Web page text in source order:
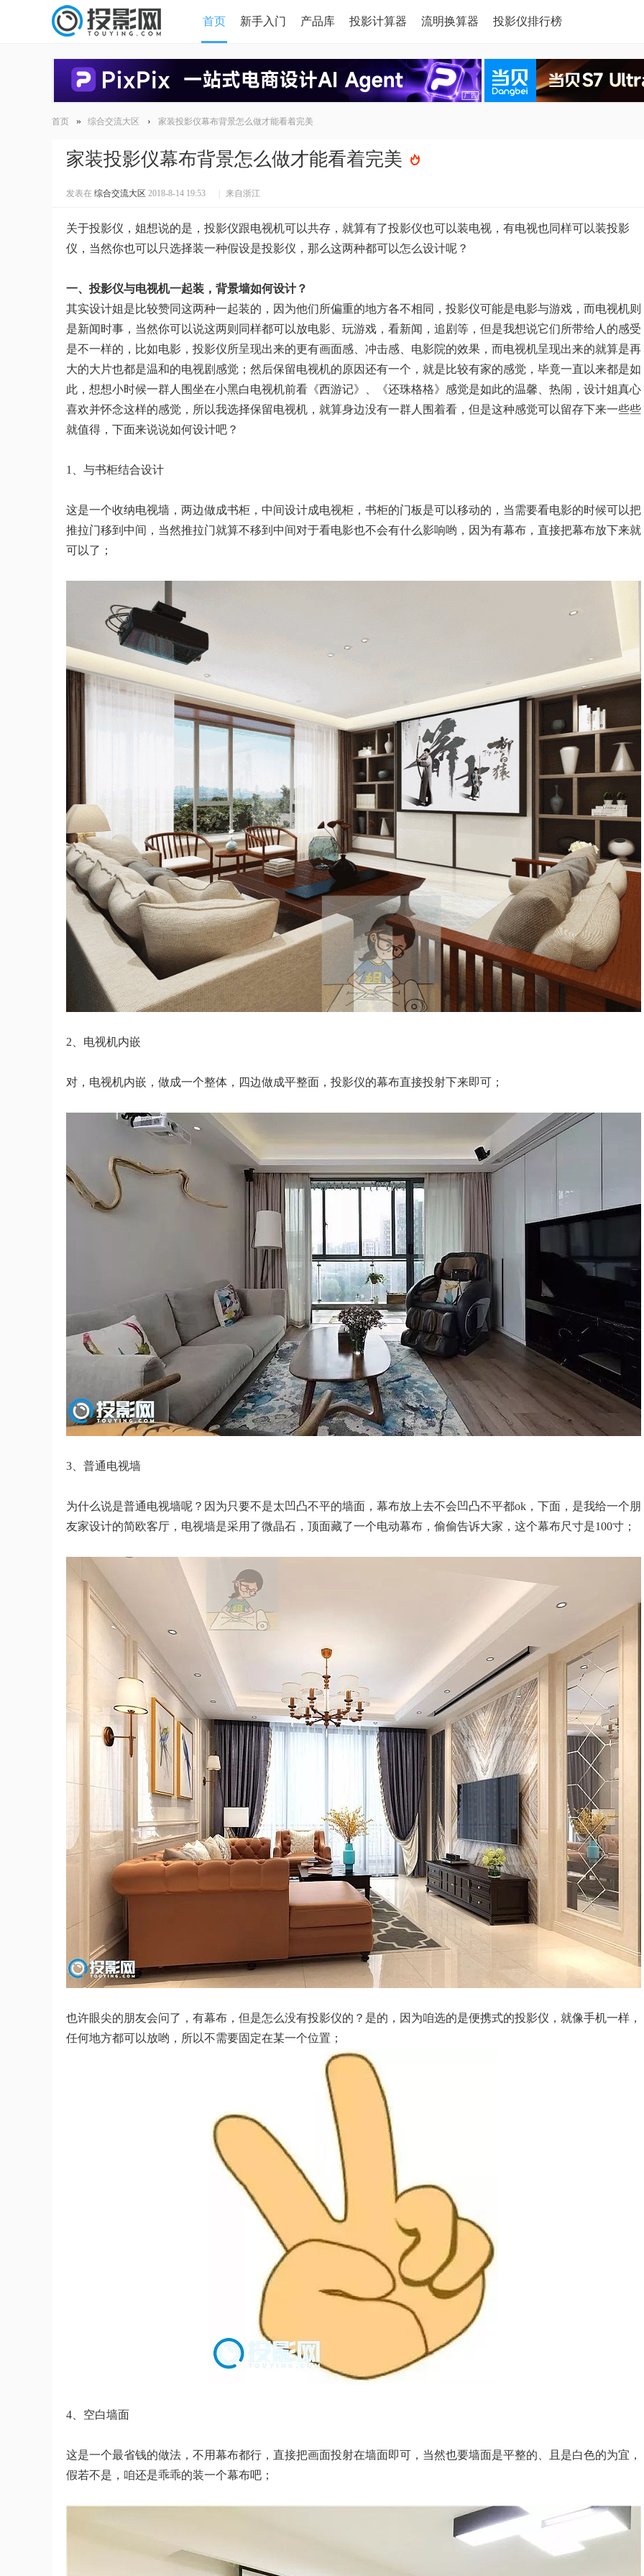
首页 新手入门 产品库 投影计算器 流明换算器 投影仪排行榜
HDMI版本对比
首页 » 综合交流大区 › 家装投影仪幕布背景怎么做才能看着完美
家装投影仪幕布背景怎么做才能看着完美
发表在 综合交流大区 2018-8-14 19:53 来自浙江
关于投影仪，姐想说的是，投影仪跟电视机可以共存，就算有了投影仪也可以装电视，有电视也同样可以装投影
仪，当然你也可以只选择装一种假设是投影仪，那么这两种都可以怎么设计呢？
一、投影仪与电视机一起装，背景墙如何设计？
其实设计姐是比较赞同这两种一起装的，因为他们所偏重的地方各不相同，投影仪可能是电影与游戏，而电视机则
是新闻时事，当然你可以说这两则同样都可以放电影、玩游戏，看新闻，追剧等，但是我想说它们所带给人的感受
是不一样的，比如电影，投影仪所呈现出来的更有画面感、冲击感、电影院的效果，而电视机呈现出来的就算是再
大的大片也都是温和的电视剧感觉；然后保留电视机的原因还有一个，就是比较有家的感觉，毕竟一直以来都是如
此，想想小时候一群人围坐在小黑白电视机前看《西游记》、《还珠格格》感觉是如此的温馨、热闹，设计姐真心
喜欢并怀念这样的感觉，所以我选择保留电视机，就算身边没有一群人围着看，但是这种感觉可以留存下来一些些
就值得，下面来说说如何设计吧？
1、与书柜结合设计
这是一个收纳电视墙，两边做成书柜，中间设计成电视柜，书柜的门板是可以移动的，当需要看电影的时候可以把
推拉门移到中间，当然推拉门就算不移到中间对于看电影也不会有什么影响哟，因为有幕布，直接把幕布放下来就
可以了；
2、电视机内嵌
对，电视机内嵌，做成一个整体，四边做成平整面，投影仪的幕布直接投射下来即可；
3、普通电视墙
为什么说是普通电视墙呢？因为只要不是太凹凸不平的墙面，幕布放上去不会凹凸不平都ok，下面，是我给一个朋
友家设计的简欧客厅，电视墙是采用了微晶石，顶面藏了一个电动幕布，偷偷告诉大家，这个幕布尺寸是100寸；
也许眼尖的朋友会问了，有幕布，但是怎么没有投影仪的？是的，因为咱选的是便携式的投影仪，就像手机一样，
任何地方都可以放哟，所以不需要固定在某一个位置；
4、空白墙面
这是一个最省钱的做法，不用幕布都行，直接把画面投射在墙面即可，当然也要墙面是平整的、且是白色的为宜，
假若不是，咱还是乖乖的装一个幕布吧；